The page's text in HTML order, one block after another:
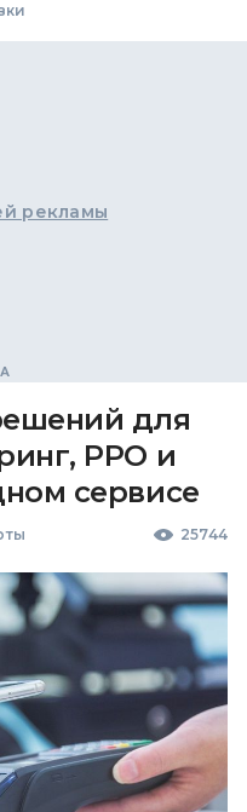
рекламы
для
РРО и
сервисе
25744